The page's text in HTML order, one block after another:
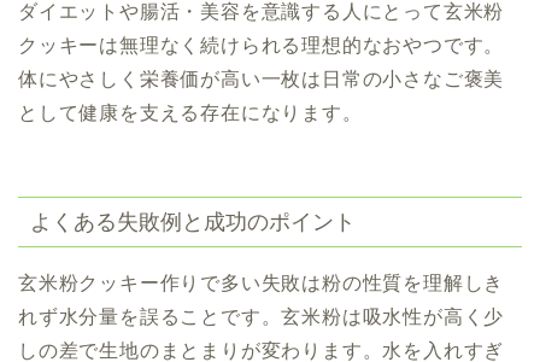
ダイエットや腸活・美容を意識する人にとって玄米粉
クッキーは無理なく続けられる理想的なおやつです。
体にやさしく栄養価が高い一枚は日常の小さなご褒美
として健康を支える存在になります。
よくある失敗例と成功のポイント
玄米粉クッキー作りで多い失敗は粉の性質を理解しき
れず水分量を誤ることです。玄米粉は吸水性が高く少
しの差で生地のまとまりが変わります。水を入れすぎ